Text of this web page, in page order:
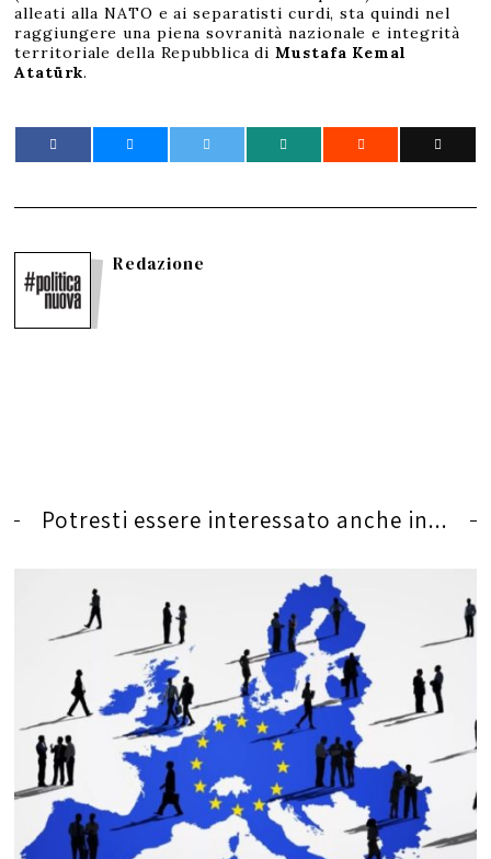
alleati alla NATO e ai separatisti curdi, sta quindi nel
raggiungere una piena sovranità nazionale e integrità
territoriale della Repubblica diMustafa Kemal
Atatürk.
Redazione
Potresti essere interessato anche in...